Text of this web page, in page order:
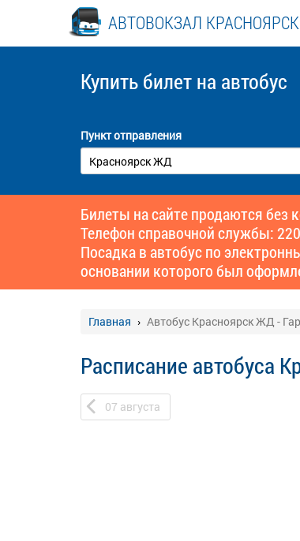
АВТОВОКЗАЛ КРАСНОЯРСК
Купить билет на автобус
Пункт отправления
Билеты на сайте продаются без
Телефон справочной службы:
Посадка в автобус по
основании которого был
Главная Автобус Красноярск ЖД -
Расписание автобуса
07 августа